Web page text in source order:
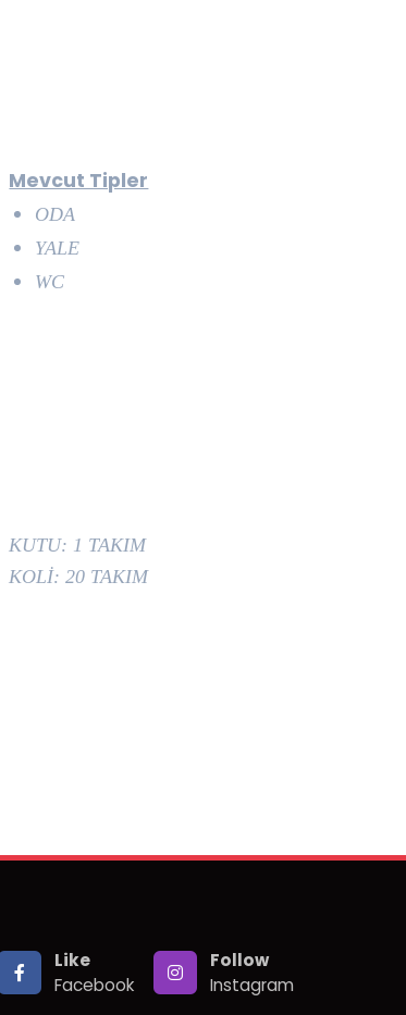
Mevcut Tipler
ODA
YALE
WC
KUTU: 1 TAKIM
KOLİ: 20 TAKIM
Like
Facebook
Follow
Instagram